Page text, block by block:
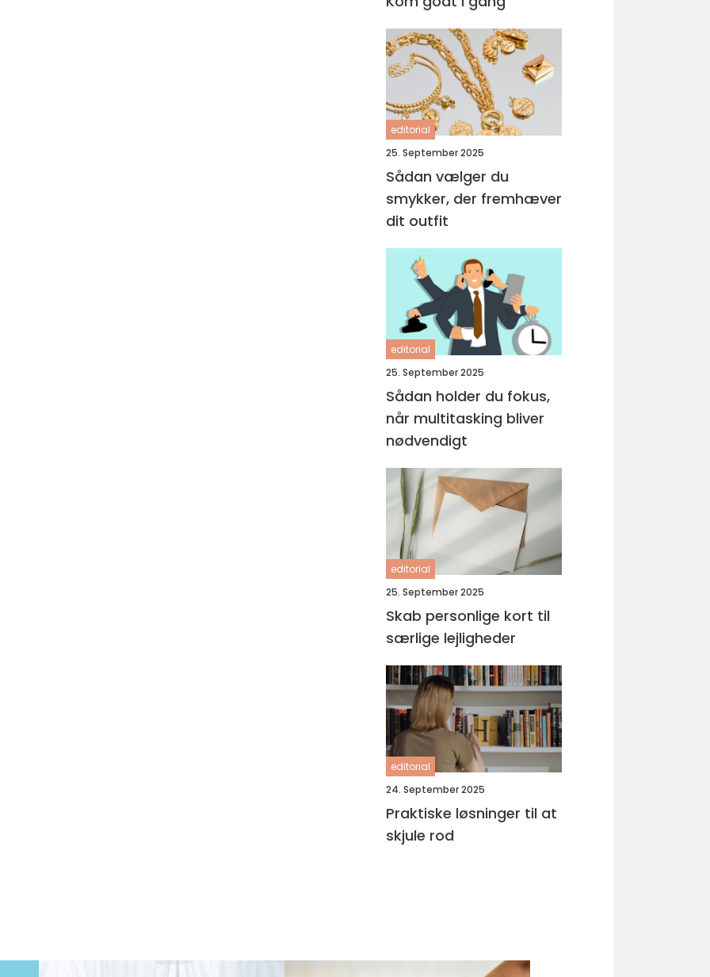
editorial
25. September 2025
Sådan vælger du
smykker, der fremhæver
dit outfit
editorial
25. September 2025
Sådan holder du fokus,
når multitasking bliver
nødvendigt
editorial
25. September 2025
Skab personlige kort til
særlige lejligheder
editorial
24. September 2025
Praktiske løsninger til at
skjule rod